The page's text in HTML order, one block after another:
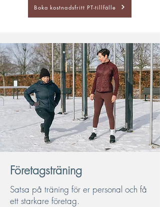
Boka kostnadsfritt PT-tillfälle
Företagsträning
Satsa på träning för er personal och få
ett starkare företag.